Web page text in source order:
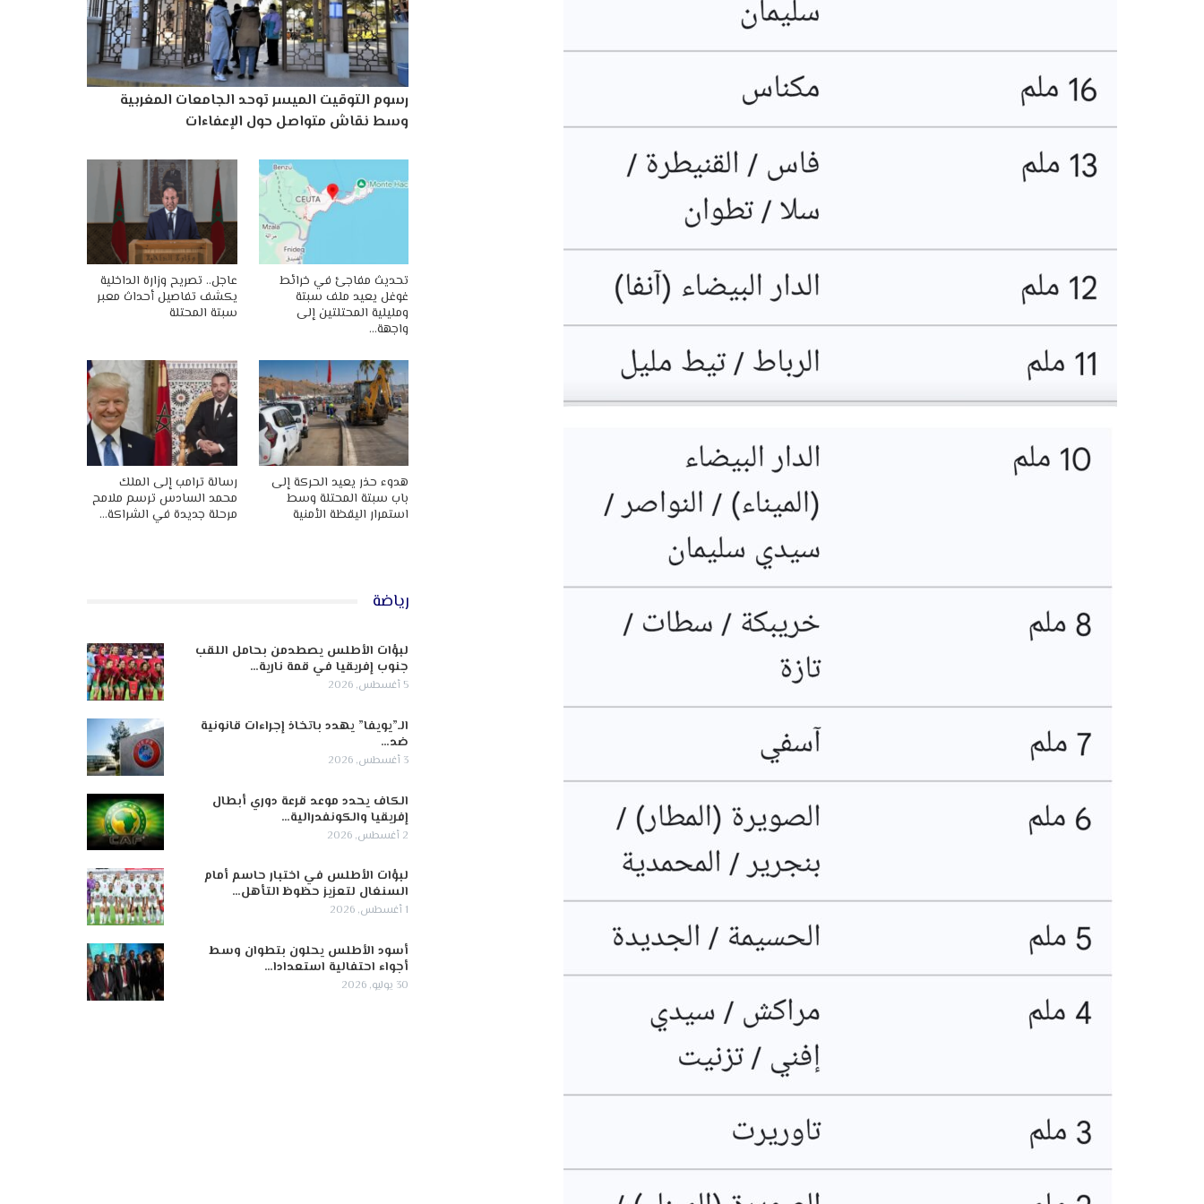
رسوم التوقيت الميسر توحد الجامعات المغربية
وسط نقاش متواصل حول الإعفاءات
تحديث مفاجئ في خرائط
غوغل يعيد ملف سبتة
ومليلية المحتلتين إلى
واجهة…
عاجل.. تصريح وزارة الداخلية
يكشف تفاصيل أحداث معبر
سبتة المحتلة
هدوء حذر يعيد الحركة إلى
باب سبتة المحتلة وسط
استمرار اليقظة الأمنية
رسالة ترامب إلى الملك
محمد السادس ترسم ملامح
مرحلة جديدة في الشراكة…
رياضة
لبؤات الأطلس يصطدمن بحامل اللقب
جنوب إفريقيا في قمة نارية…
5 أغسطس, 2026
الـ”يويفا” يهدد باتخاذ إجراءات قانونية
ضد…
3 أغسطس, 2026
الكاف يحدد موعد قرعة دوري أبطال
إفريقيا والكونفدرالية…
2 أغسطس, 2026
لبؤات الأطلس في اختبار حاسم أمام
السنغال لتعزيز حظوظ التأهل…
1 أغسطس, 2026
أسود الأطلس يحلون بتطوان وسط
أجواء احتفالية استعدادا…
30 يوليو, 2026